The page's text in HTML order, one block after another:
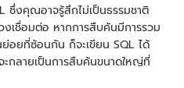
ซึ่งคุณอาจรู้สึกไม่เป็นธรรมชาติ
เชื่อมต่อ หากการสืบค้นมีการรวม
อยที่ซ้อนกัน ก็จะเขียน SQL ได้
กลายเป็นการสืบค้นขนาดใหญ่ที่